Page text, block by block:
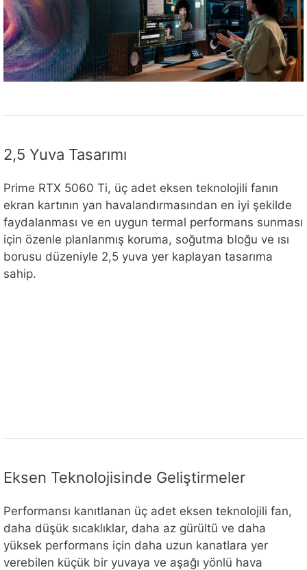
2,5 Yuva Tasarımı
Prime RTX 5060 Ti, üç adet eksen teknolojili fanın
ekran kartının yan havalandırmasından en iyi şekilde
faydalanması ve en uygun termal performans sunması
için özenle planlanmış koruma, soğutma bloğu ve ısı
borusu düzeniyle 2,5 yuva yer kaplayan tasarıma
sahip.
Eksen Teknolojisinde Geliştirmeler
Performansı kanıtlanan üç adet eksen teknolojili fan,
daha düşük sıcaklıklar, daha az gürültü ve daha
yüksek performans için daha uzun kanatlara yer
verebilen küçük bir yuvaya ve aşağı yönlü hava